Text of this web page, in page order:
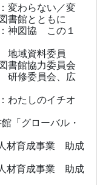
変わらない／変
書館とともに
神図協 この１
料委員
書館協力委員会
員会、広
わたしのイチオ
グローバル・
材育成事業 助成
材育成事業 助成